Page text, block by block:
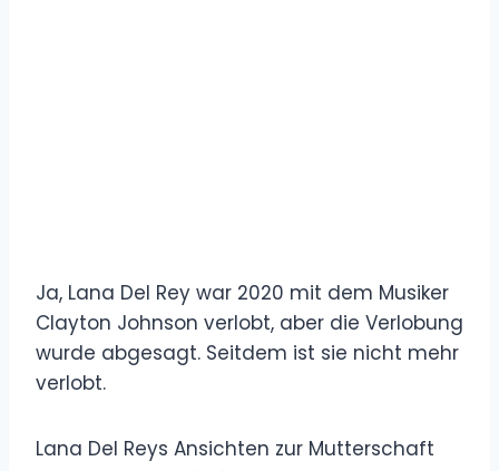
Ja, Lana Del Rey war 2020 mit dem Musiker
Clayton Johnson verlobt, aber die Verlobung
wurde abgesagt. Seitdem ist sie nicht mehr
verlobt.
Lana Del Reys Ansichten zur Mutterschaft